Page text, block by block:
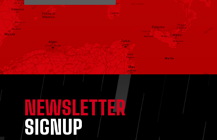
NEWSLETTER
SIGNUP